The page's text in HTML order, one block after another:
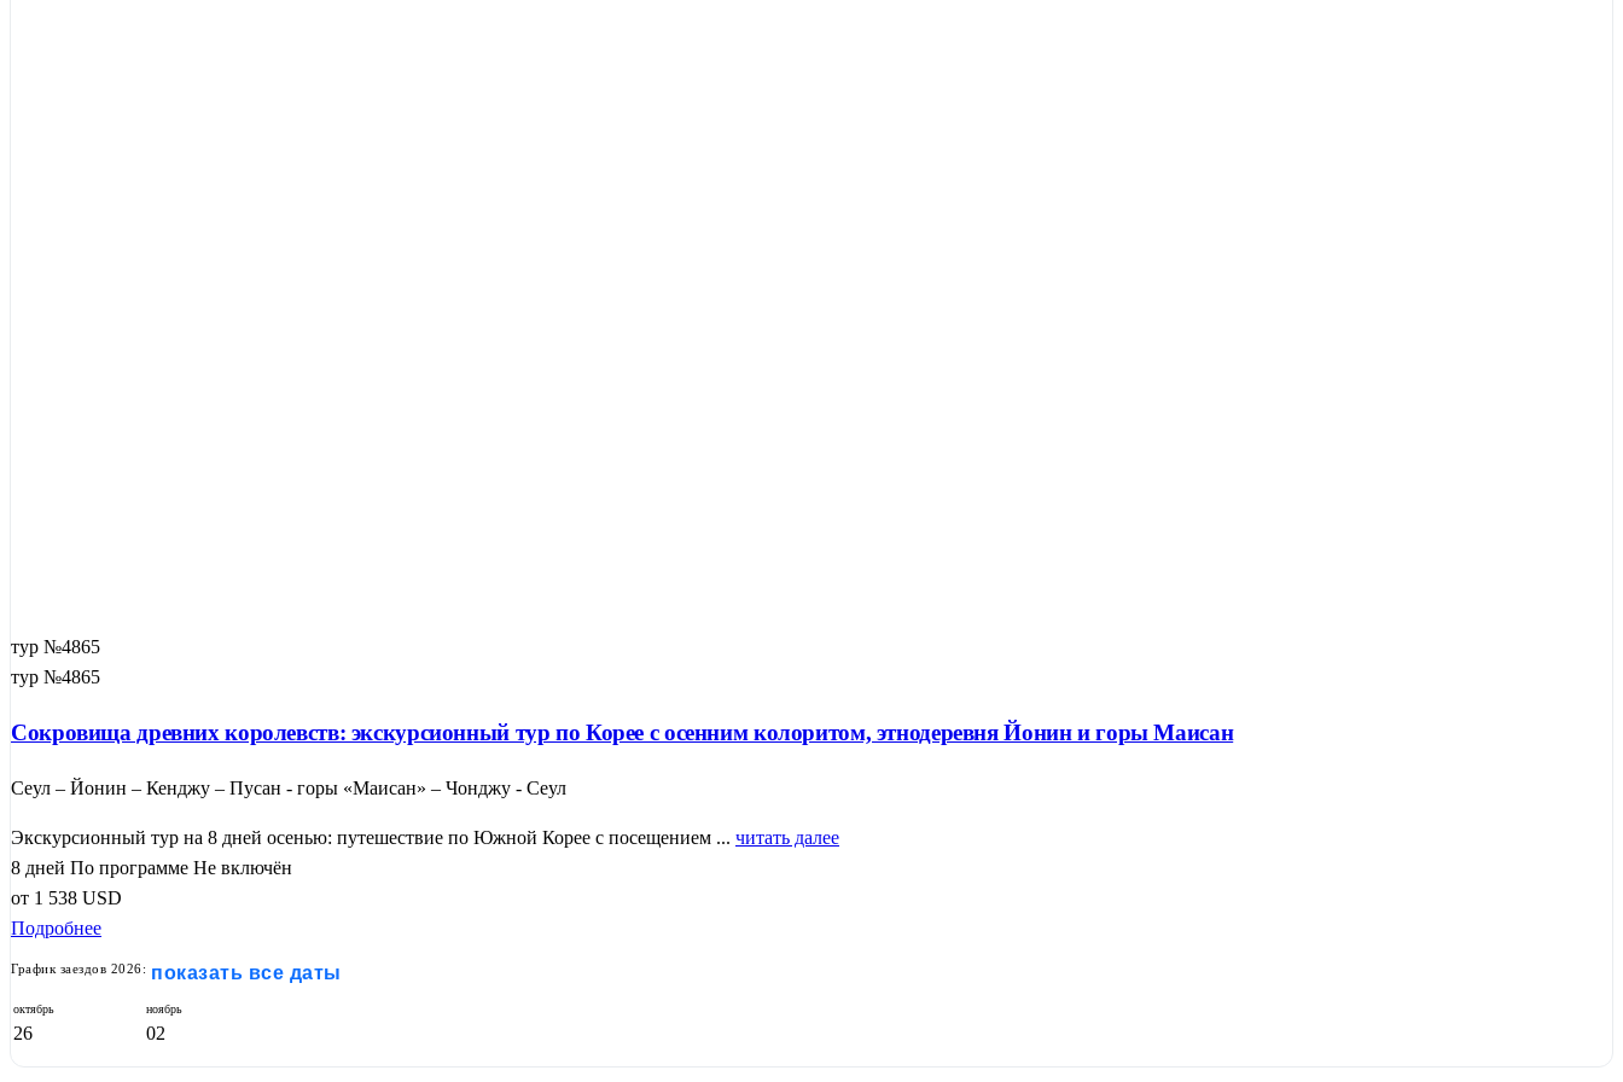
тур №4865
тур №4865
Сокровища древних королевств: экскурсионный тур по Корее с осенним колоритом, этнодеревня Йонин и горы Маисан
Сеул – Йонин – Кенджу – Пусан - горы «Маисан» – Чонджу - Сеул
Экскурсионный тур на 8 дней осенью: путешествие по Южной Корее с посещением ... читать далее
8 дней По программе Не включён
от 1 538 USD
Подробнее
График заездов 2026: показать все даты
октябрь
26
ноябрь
02